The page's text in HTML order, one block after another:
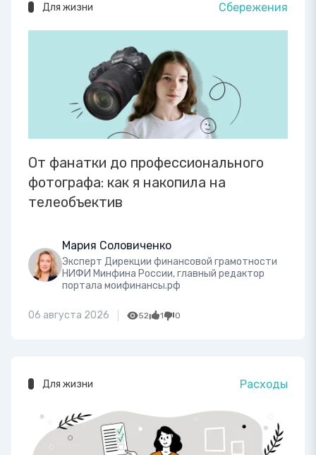
Для жизни Сбережения
От фанатки до профессионального
фотографа: как я накопила на
телеобъектив
Мария Соловиченко
Эксперт Дирекции финансовой грамотности
НИФИ Минфина России, главный редактор
портала моифинансы.рф
06 августа 2026 52 1 0
Для жизни Расходы